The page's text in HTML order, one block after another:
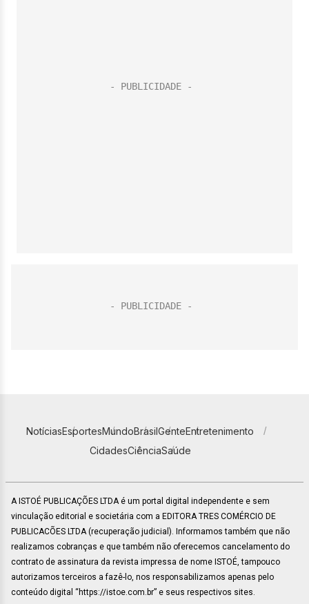
NotíciasEsportesMundoBrasilGenteEntretenimento
CidadesCiênciaSaúde
A ISTOÉ PUBLICAÇÕES LTDA é um portal digital independente e sem
vinculação editorial e societária com a EDITORA TRES COMÉRCIO DE
PUBLICACÕES LTDA (recuperação judicial). Informamos também que não
realizamos cobranças e que também não oferecemos cancelamento do
contrato de assinatura da revista impressa de nome ISTOÉ, tampouco
autorizamos terceiros a fazê-lo, nos responsabilizamos apenas pelo
conteúdo digital “https://istoe.com.br” e seus respectivos sites.